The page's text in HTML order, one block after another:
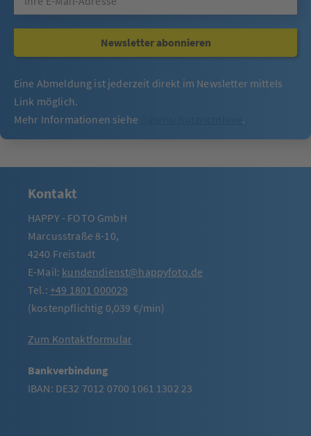
Newsletter abonnieren
Eine Abmeldung ist jederzeit direkt im Newsletter mittels
Link möglich.
Mehr Informationen siehe
.
Kontakt
HAPPY - FOTO GmbH
Marcusstraße 8-10,
4240 Freistadt
E-Mail: kundendienst@happyfoto.de
Tel.: +49 1801 000029
(kostenpflichtig 0,039 €/min)
Zum Kontaktformular
Bankverbindung
IBAN: DE32 7012 0700 1061 1302 23